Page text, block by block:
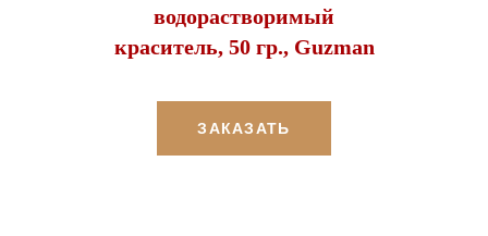
водорастворимый
краситель, 50 гр., Guzman
ЗАКАЗАТЬ